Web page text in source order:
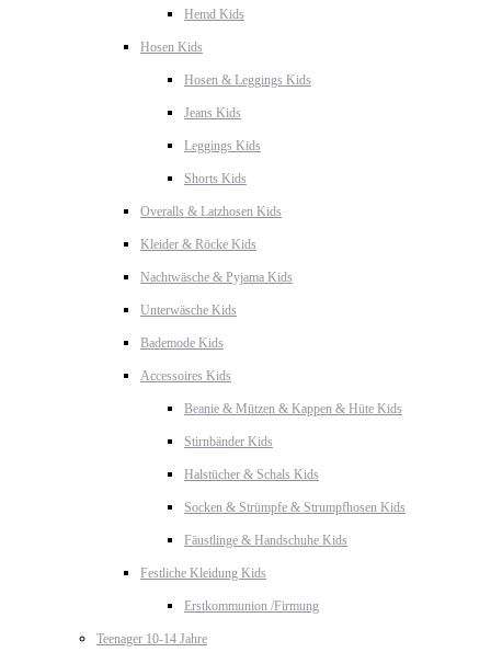
Hemd Kids
Hosen Kids
Hosen & Leggings Kids
Jeans Kids
Leggings Kids
Shorts Kids
Overalls & Latzhosen Kids
Kleider & Röcke Kids
Nachtwäsche & Pyjama Kids
Unterwäsche Kids
Bademode Kids
Accessoires Kids
Beanie & Mützen & Kappen & Hüte Kids
Stirnbänder Kids
Halstücher & Schals Kids
Socken & Strümpfe & Strumpfhosen Kids
Fäustlinge & Handschuhe Kids
Festliche Kleidung Kids
Erstkommunion /Firmung
Teenager 10-14 Jahre